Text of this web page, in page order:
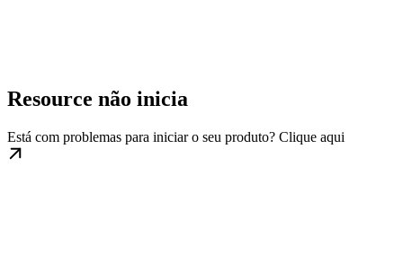
Resource não inicia
Está com problemas para iniciar o seu produto? Clique aqui